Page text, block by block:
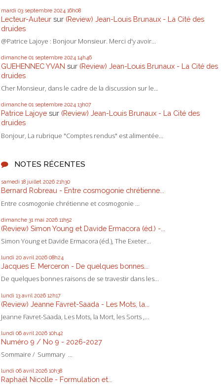
mardi 03 septembre 2024 16h08
Lecteur-Auteur sur (Review) Jean-Louis Brunaux - La Cité des
druides
@Patrice Lajoye : Bonjour Monsieur. Merci d'y avoir...
dimanche 01 septembre 2024 14h46
GUEHENNEC YVAN sur (Review) Jean-Louis Brunaux - La Cité des
druides
Cher Monsieur, dans le cadre de la discussion sur le...
dimanche 01 septembre 2024 13h07
Patrice Lajoye sur (Review) Jean-Louis Brunaux - La Cité des
druides
Bonjour, La rubrique "Comptes rendus" est alimentée...
NOTES RÉCENTES
samedi 18 juillet 2026 21h30
Bernard Robreau - Entre cosmogonie chrétienne...
Entre cosmogonie chrétienne et cosmogonie ...
dimanche 31 mai 2026 11h52
(Review) Simon Young et Davide Ermacora (éd.) -...
Simon Young et Davide Ermacora (éd.), The Exeter...
lundi 20 avril 2026 08h24
Jacques E. Merceron - De quelques bonnes...
De quelques bonnes raisons de se travestir dans les...
lundi 13 avril 2026 12h17
(Review) Jeanne Favret-Saada - Les Mots, la...
Jeanne Favret-Saada, Les Mots, la Mort, les Sorts ,...
lundi 06 avril 2026 10h42
Numéro 9 / No 9 - 2026-2027
Sommaire / Summary ...
lundi 06 avril 2026 10h38
Raphaël Nicolle - Formulation et...